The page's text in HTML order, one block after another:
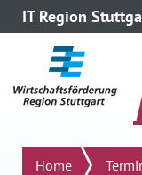
IT Region
direkt zum Inhalt dieser
direkt zum Menü
Suchen
Home